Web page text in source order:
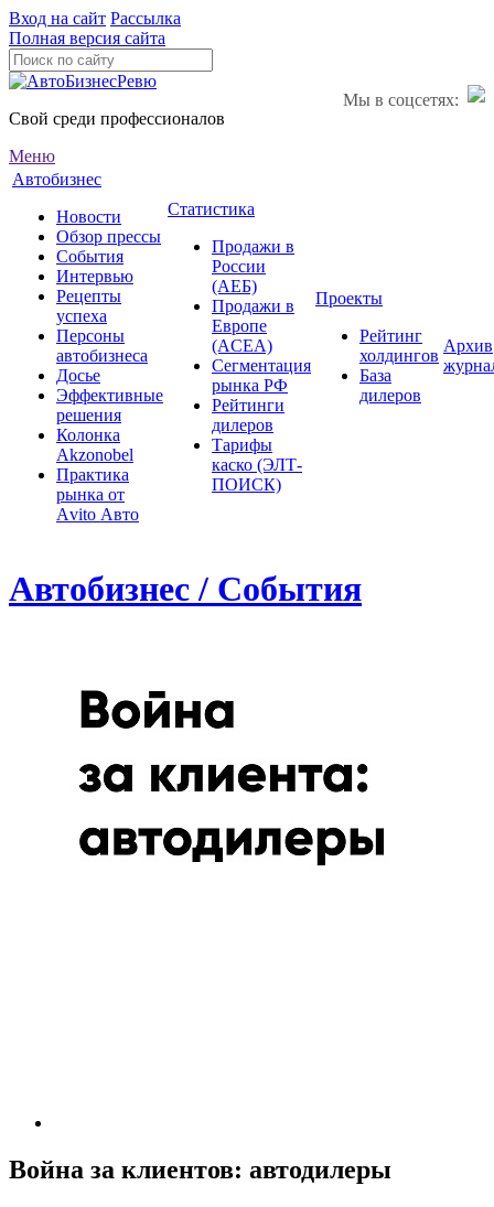
Вход на сайт Рассылка
Полная версия сайта
Мы в соцсетях:
Свой среди профессионалов
Меню
Автобизнес
Новости
Обзор прессы
События
Интервью
Рецепты
успеха
Персоны
автобизнеса
Досье
Эффективные
решения
Колонка
Akzonobel
Практика
рынка от
Аvito Авто
Статистика
Продажи в
России
(АЕБ)
Продажи в
Европе
(ACEA)
Сегментация
рынка РФ
Рейтинги
дилеров
Тарифы
каско (ЭЛТ-
ПОИСК)
Проекты
Рейтинг
холдингов
База
дилеров
Архив
Автобизнес / События
Война за клиентов: автодилеры